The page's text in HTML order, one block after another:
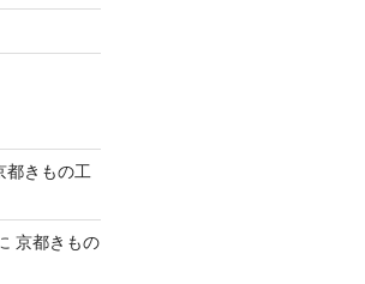
都きもの工
京都きもの